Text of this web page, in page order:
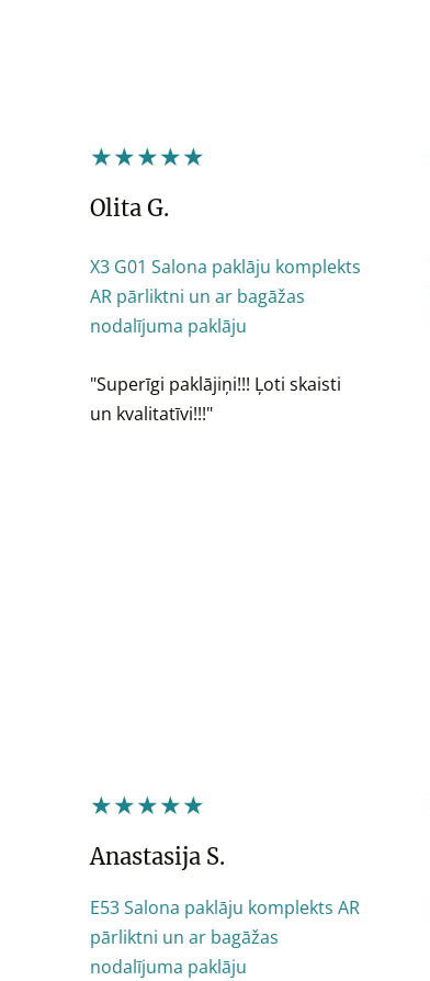
★★★★★
Olita G.
X3 G01 Salona paklāju komplekts
AR pārliktni un ar bagāžas
nodalījuma paklāju
"Superīgi paklājiņi!!! Ļoti skaisti
un kvalitatīvi!!!"
★★★★★
Anastasija S.
E53 Salona paklāju komplekts AR
pārliktni un ar bagāžas
nodalījuma paklāju